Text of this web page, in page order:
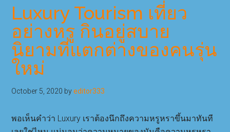
งาน
เปิด
ตัว
สาว
น้อย
Luxury Tourism เที่ยว
อย่างหรู กินอยู่สบาย
นิยามที่แตกต่างของคนรุ่น
ใหม่
October 5, 2020 byeditor333
พอเห็นคำว่า Luxury เราต้องนึกถึงความหรูหราขึ้นมาทันที